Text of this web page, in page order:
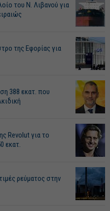
του Ν. Λιβανού για
της Εφορίας για
388 εκατ. που
Revolut για το
εκατ.
ρεύματος στην